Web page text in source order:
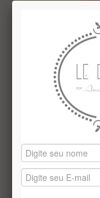
Institucional
Quem Somos
Le Délice Atelier
Lista de comparação
Vale presentes
Produtos temáticos